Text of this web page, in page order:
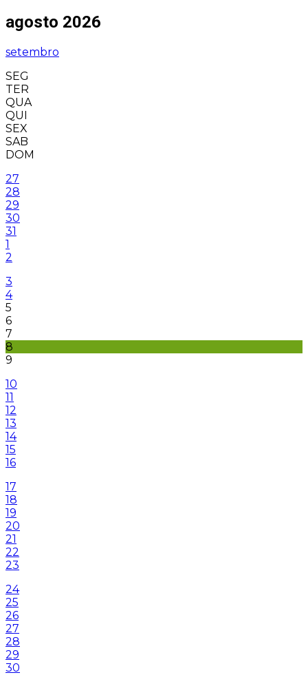
agosto 2026
setembro
SEG
TER
QUA
QUI
SEX
SAB
DOM
27
28
29
30
31
1
2
3
4
5
6
7
8
9
10
11
12
13
14
15
16
17
18
19
20
21
22
23
24
25
26
27
28
29
30